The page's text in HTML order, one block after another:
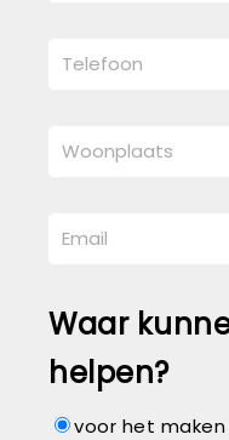
Waar
helpen?
voor het